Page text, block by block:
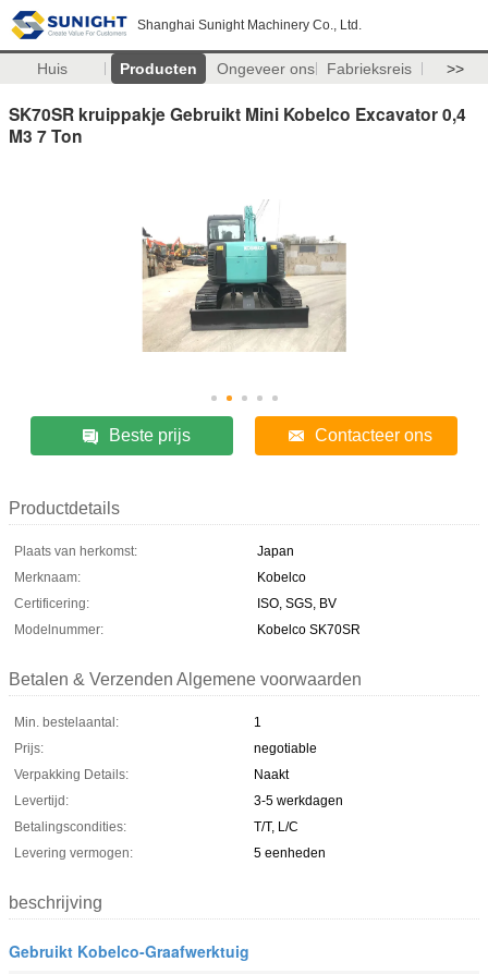
Shanghai Sunight Machinery Co., Ltd.
Huis Producten Ongeveer ons Fabrieksreis >>
SK70SR kruippakje Gebruikt Mini Kobelco Excavator 0,4
M3 7 Ton
Beste prijs Contacteer ons
Productdetails
Plaats van herkomst:
Japan
Merknaam:
Kobelco
Certificering:
ISO, SGS, BV
Modelnummer:
Kobelco SK70SR
Betalen & Verzenden Algemene voorwaarden
Min. bestelaantal:
1
Prijs:
negotiable
Verpakking Details:
Naakt
Levertijd:
3-5 werkdagen
Betalingscondities:
T/T, L/C
Levering vermogen:
5 eenheden
beschrijving
Gebruikt Kobelco-Graafwerktuig